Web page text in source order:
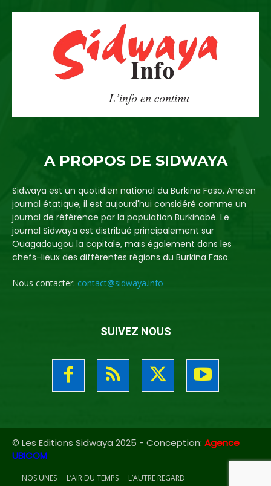
A PROPOS DE SIDWAYA
Sidwaya est un quotidien national du Burkina Faso. Ancien
journal étatique, il est aujourd'hui considéré comme un
journal de référence par la population Burkinabè. Le
journal Sidwaya est distribué principalement sur
Ouagadougou la capitale, mais également dans les
chefs-lieux des différentes régions du Burkina Faso.
Nous contacter: contact@sidwaya.info
SUIVEZ NOUS
© Les Editions Sidwaya 2025 - Conception: Agence
UBICOM
NOS UNES L’AIR DU TEMPS
L’AUTRE REGARD